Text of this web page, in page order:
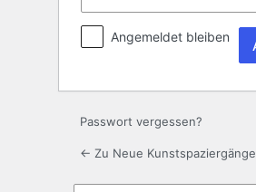
Angemeldet bleiben
Passwort vergessen?
← Zu Neue Kunstspaziergänge